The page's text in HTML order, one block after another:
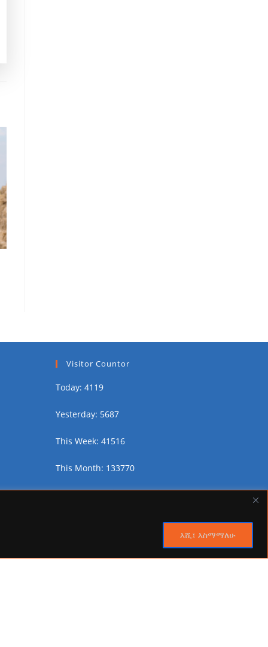
እሺ፤ እስማማለሁ
Visitor Countor
Today: 4119
Yesterday: 5687
This Week: 41516
This Month: 133770